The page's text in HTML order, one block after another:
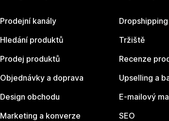
Prodejní kanály
Hledání produktů
Prodej produktů
Objednávky a doprava
Design obchodu
Marketing a konverze
Dropshipping
Tržiště
Recenze
Upselling a
E-mailový
SEO